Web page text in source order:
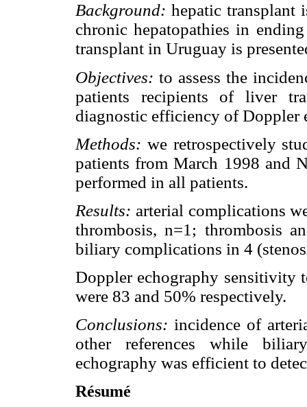
Background: hepatic transplant
chronic hepatopathies in
transplant in Uruguay is
Objectives: to assess the
patients recipients of liver
diagnostic efficiency of Doppler
Methods: we retrospectively
patients from March 1998 and
performed in all patients.
Results: arterial complications
thrombosis, n=1; thrombosis
biliary complications in 4
Doppler echography sensitivity
were 83 and 50% respectively.
Conclusions: incidence of
other references while
echography was efficient to
Résumé